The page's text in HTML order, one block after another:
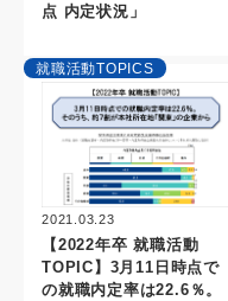
点 内定状況」
就職活動TOPICS
2021.03.23
【2022年卒 就職活動
TOPIC】3月11日時点で
の就職内定率は22.6％。